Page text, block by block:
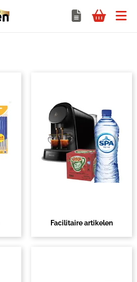
Facilitaire artikelen